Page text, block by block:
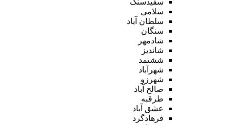
سلامی
سلطان آباد
سنگان
شادمهر
شاندیز
ششتمد
شهرآباد
شهرزو
صالح آباد
طرقبه
عشق آباد
فرهادگرد